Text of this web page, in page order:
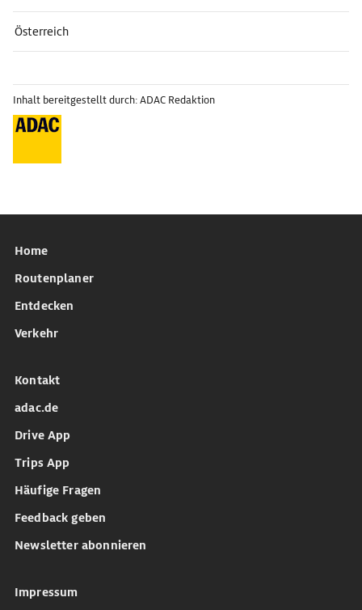
Österreich
Inhalt bereitgestellt durch: ADAC Redaktion
Home
Routenplaner
Entdecken
Verkehr
Kontakt
adac.de
Drive App
Trips App
Häufige Fragen
Feedback geben
Newsletter abonnieren
Impressum